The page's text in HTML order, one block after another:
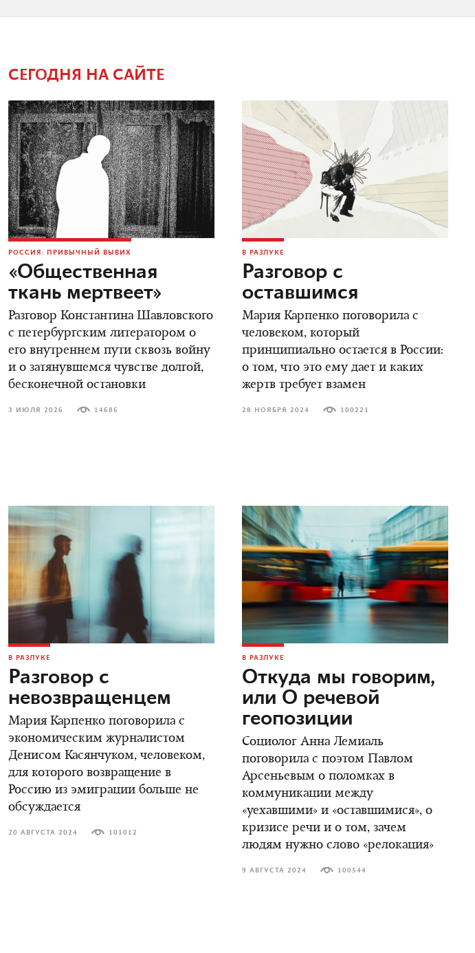
СЕГОДНЯ НА САЙТЕ
РОССИЯ: ПРИВЫЧНЫЙ ВЫВИХ
«Общественная
ткань мертвеет»
Разговор Константина Шавловского
с петербургским литератором о
его внутреннем пути сквозь войну
и о затянувшемся чувстве долгой,
бесконечной остановки
3 ИЮЛЯ 2026 14686
В РАЗЛУКЕ
Разговор c
оставшимся
Мария Карпенко поговорила с
человеком, который
принципиально остается в России:
о том, что это ему дает и каких
жертв требует взамен
28 НОЯБРЯ 2024 100221
В РАЗЛУКЕ
Разговор с
невозвращенцем
Мария Карпенко поговорила с
экономическим журналистом
Денисом Касянчуком, человеком,
для которого возвращение в
Россию из эмиграции больше не
обсуждается
20 АВГУСТА 2024 101012
В РАЗЛУКЕ
Откуда мы говорим,
или О речевой
геопозиции
Социолог Анна Лемиаль
поговорила с поэтом Павлом
Арсеньевым о поломках в
коммуникации между
«уехавшими» и «оставшимися», о
кризисе речи и о том, зачем
людям нужно слово «релокация»
9 АВГУСТА 2024 100544